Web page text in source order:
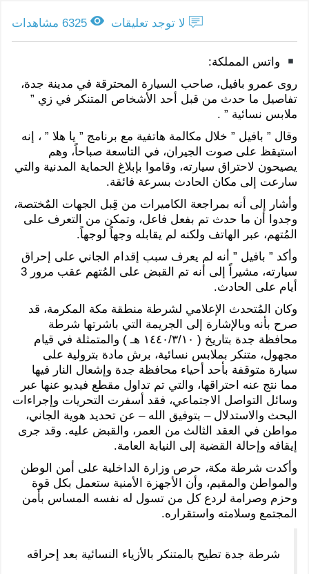
لا توجد تعليقات 6325 مشاهدات
واتس المملكة:
روى عمرو بافيل، صاحب السيارة المحترقة في مدينة جدة،
تفاصيل ما حدث من قبل أحد الأشخاص المتنكر في زي ”
ملابس نسائية ” .
وقال ” بافيل ” خلال مكالمة هاتفية مع برنامج ” يا هلا ” ، إنه
استيقظ على صوت الجيران، في التاسعة صباحاً، وهم
يصيحون لاحتراق سيارته، وقاموا بإبلاغ الحماية المدنية والتي
سارعت إلى مكان الحادث بسرعة فائقة.
وأشار إلى أنه بمراجعة الكاميرات من قِبل الجهات المٌختصة،
وجدوا أن ما حدث تم بفعل فاعل، وتمكن من التعرف على
المُتهم، عبر الهاتف ولكنه لم يقابله وجهاً لوجهاً.
وأكد ” بافيل ” أنه لم يعرف سبب إقدام الجاني على إحراق
سيارته، مشيراً إلى أنه تم القبض على المُتهم عقب مرور 3
أيام على الحادث.
وكان المُتحدث الإعلامي لشرطة منطقة مكة المكرمة، قد
صرح بأنه وبالإشارة إلى الجريمة التي باشرتها شرطة
محافظة جدة بتاريخ ( ١٤٤٠/٣/١٠ هـ ) والمتمثلة في قيام
مجهول، متنكر بملابس نسائية، برش مادة بترولية على
سيارة متوقفة بأحد أحياء محافظة جدة وإشعال النار فيها
مما نتج عنه احتراقها، والتي تم تداول مقطع فيديو عنها عبر
وسائل التواصل الاجتماعي، فقد أسفرت التحريات وإجراءات
البحث والاستدلال – بتوفيق الله – عن تحديد هوية الجاني،
مواطن في العقد الثالث من العمر، والقبض عليه. وقد جرى
إيقافه وإحالة القضية إلى النيابة العامة.
وأكدت شرطة مكة، حرص وزارة الداخلية على أمن الوطن
والمواطن والمقيم، وأن الأجهزة الأمنية ستعمل بكل قوة
وحزم وصرامة لردع كل من تسول له نفسه المساس بأمن
المجتمع وسلامته واستقراره.
شرطة جدة تطيح بالمتنكر بالأزياء النسائية بعد إحراقه